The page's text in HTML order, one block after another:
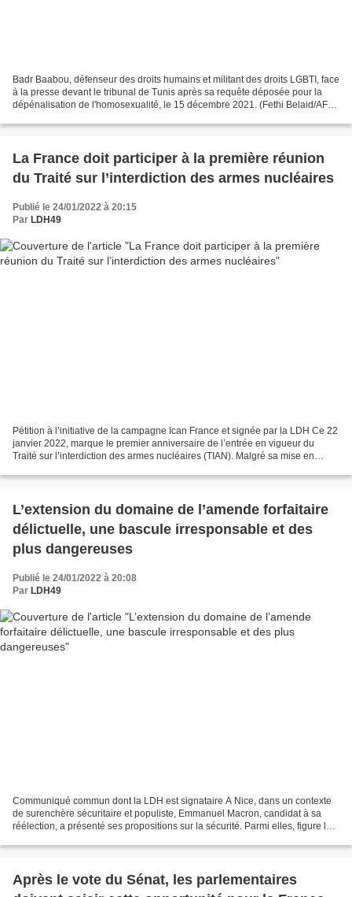
Badr Baabou, défenseur des droits humains et militant des droits LGBTI, face
à la presse devant le tribunal de Tunis après sa requête déposée pour la
dépénalisation de l'homosexualité, le 15 décembre 2021. (Fethi Belaid/AFP)
La France doit participer à la première réunion
du Traité sur l’interdiction des armes nucléaires
Publié le 24/01/2022 à 20:15
Par LDH49
Pétition à l’initiative de la campagne Ican France et signée par la LDH Ce 22
janvier 2022, marque le premier anniversaire de l’entrée en vigueur du
Traité sur l’interdiction des armes nucléaires (TIAN). Malgré sa mise en
L’extension du domaine de l’amende forfaitaire
délictuelle, une bascule irresponsable et des
plus dangereuses
Publié le 24/01/2022 à 20:08
Par LDH49
Communiqué commun dont la LDH est signataire A Nice, dans un contexte
de surenchère sécuritaire et populiste, Emmanuel Macron, candidat à sa
réélection, a présenté ses propositions sur la sécurité. Parmi elles, figure la
Après le vote du Sénat, les parlementaires